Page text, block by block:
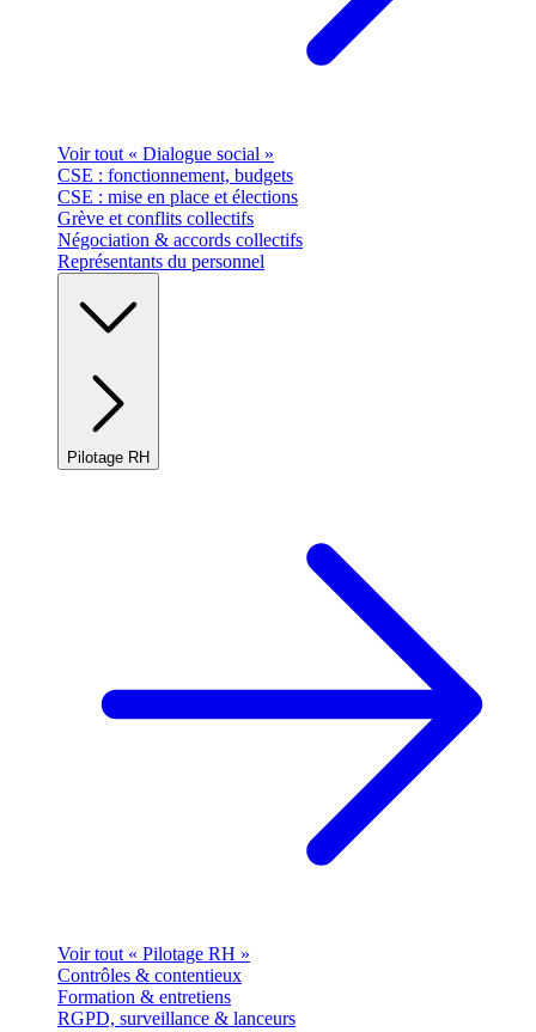
Voir tout « Dialogue social »
CSE : fonctionnement, budgets
CSE : mise en place et élections
Grève et conflits collectifs
Négociation & accords collectifs
Représentants du personnel
Pilotage RH
Voir tout « Pilotage RH »
Contrôles & contentieux
Formation & entretiens
RGPD, surveillance & lanceurs